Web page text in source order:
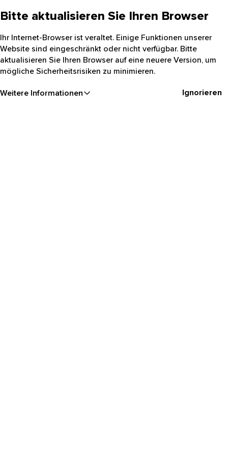
Bitte aktualisieren Sie Ihren Browser
Ihr Internet-Browser ist veraltet. Einige Funktionen unserer
Website sind eingeschränkt oder nicht verfügbar. Bitte
aktualisieren Sie Ihren Browser auf eine neuere Version, um
mögliche Sicherheitsrisiken zu minimieren.
Weitere Informationen Ignorieren